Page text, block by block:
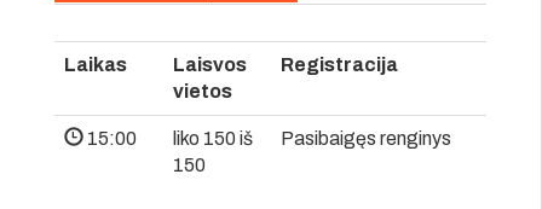
Laikas
Laisvos
vietos
Registracija
15:00
liko 150 iš
150
Pasibaigęs renginys